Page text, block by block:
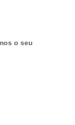
o seu